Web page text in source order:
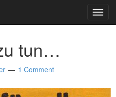
tun…
1 Comment